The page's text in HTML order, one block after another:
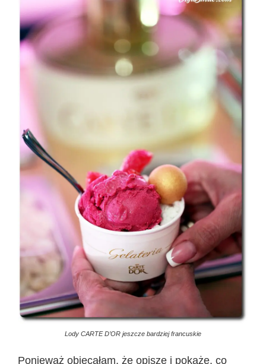
Lody CARTE D’OR jeszcze bardziej francuskie
Ponieważ obiecałam, że opiszę i pokażę, co